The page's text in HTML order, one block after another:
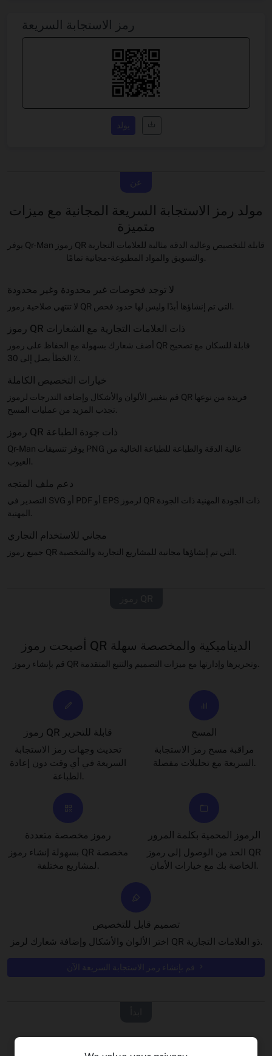
رمز الاستجابة السريعة
يولد
عن
مولد رمز الاستجابة السريعة المجانية مع ميزات
متميزة
يوفر Qr-Man رموز QR قابلة للتخصيص وعالية الدقة مثالية للعلامات التجارية
لا توجد فحوصات غير محدودة وغير محدودة
رموز QR ذات العلامات التجارية مع الشعارات
أضف شعارك بسهولة مع الحفاظ على رموز QR قابلة للسكان مع تصحيح
الخطأ يصل إلى 30 ٪.
خيارات التخصيص الكاملة
قم بتغيير الألوان والأشكال وإضافة التدرجات لرموز QR فريدة من نوعها
رموز QR ذات جودة الطباعة
Qr-Man يوفر تنسيقات PNG عالية الدقة والطباعة للطباعة الخالية من
دعم ملف المتجه
التصدير في SVG أو PDF أو EPS لرموز QR ذات الجودة المهنية ذات الجودة
مجاني للاستخدام التجاري
أصبحت رموز QR الديناميكية والمخصصة سهلة
رموز QR قابلة للتحرير
تحديث وجهات رمز الاستجابة
السريعة في أي وقت دون إعادة
الطباعة.
المسح
مراقبة مسح رمز الاستجابة
السريعة مع تحليلات مفصلة.
رموز مخصصة متعددة
بسهولة إنشاء رموز QR مخصصة
لمشاريع مختلفة.
الرموز المحمية بكلمة المرور
الحد من الوصول إلى رموز QR
الخاصة بك مع خيارات الأمان.
تصميم قابل للتخصيص
اختر الألوان والأشكال وإضافة شعارك لرمز QR ذو العلامات التجارية.